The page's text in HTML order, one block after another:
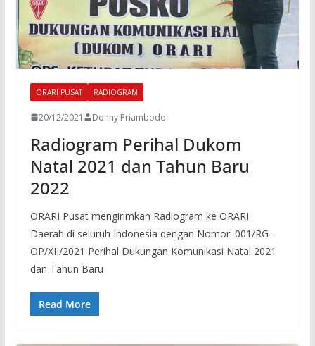
ORARI PUSAT RADIOGRAM
20/12/2021 Donny Priambodo
Radiogram Perihal Dukom
Natal 2021 dan Tahun Baru
2022
ORARI Pusat mengirimkan Radiogram ke ORARI
Daerah di seluruh Indonesia dengan Nomor: 001/RG-
OP/XII/2021 Perihal Dukungan Komunikasi Natal 2021
dan Tahun Baru
Read More